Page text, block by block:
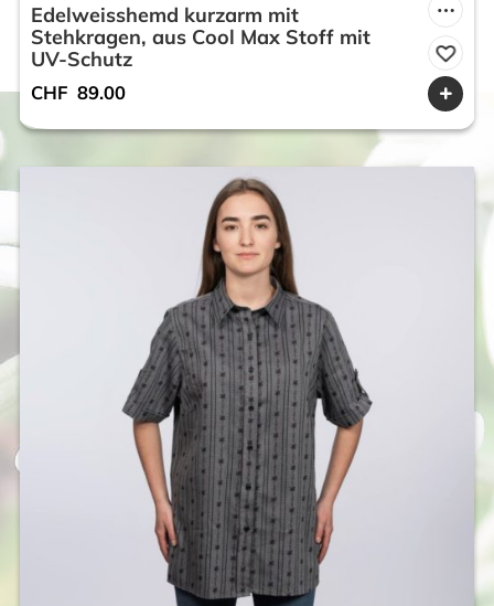
Edelweisshemd kurzarm mit
Stehkragen, aus Cool Max Stoff mit
UV-Schutz
CHF 89.00